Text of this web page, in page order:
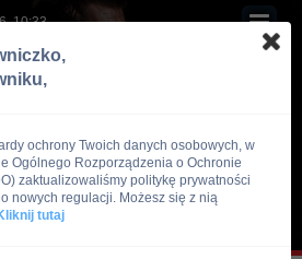
10:33
ochrony Twoich danych osobowych, w
Ogólnego Rozporządzenia o Ochronie
zaktualizowaliśmy politykę prywatności
nowych regulacji. Możesz się z nią
tutaj